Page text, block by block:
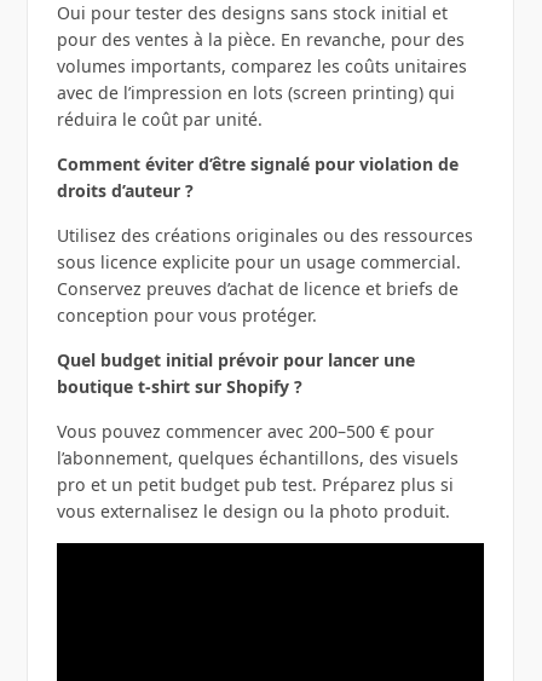
Oui pour tester des designs sans stock initial et
pour des ventes à la pièce. En revanche, pour des
volumes importants, comparez les coûts unitaires
avec de l’impression en lots (screen printing) qui
réduira le coût par unité.
Comment éviter d’être signalé pour violation de
droits d’auteur ?
Utilisez des créations originales ou des ressources
sous licence explicite pour un usage commercial.
Conservez preuves d’achat de licence et briefs de
conception pour vous protéger.
Quel budget initial prévoir pour lancer une
boutique t‑shirt sur Shopify ?
Vous pouvez commencer avec 200–500 € pour
l’abonnement, quelques échantillons, des visuels
pro et un petit budget pub test. Préparez plus si
vous externalisez le design ou la photo produit.